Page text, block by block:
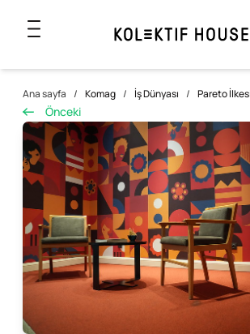
Ana sayfa / Komag / İş Dünyası / Pareto
Önceki